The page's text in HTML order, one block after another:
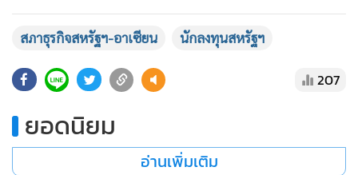
ทำการค้า การขยายตลาดการค้าใหม่ๆ ผ่านการจัดทำความตกลง
การค้าเสรี (FTA) การค้าที่เป็นมิตรต่อสิ่งแวดล้อม การส่งเสริม
ด้านทรัพย์สินทางปัญญา และการส่งเสริมพาณิชย์อิเล็กทรอนิกส์
และเศรษฐกิจดิจิทัลในทุกภาคส่วนของสังคม ซึ่งจะเป็นแรงผลัก
ดันทางเศรษฐกิจของไทยในอนาคต
ส่วนภาคเอกชนสหรัฐฯ ได้แสดงความพร้อมที่จะสนับสนุนและให้
สภาธุรกิจสหรัฐฯ-อาเซียน นักลงทุนสหรัฐฯ
207
ยอดนิยม
อ่านเพิ่มเติม